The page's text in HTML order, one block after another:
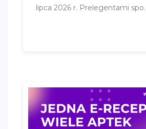
lipca 2026 r. Prelegentami